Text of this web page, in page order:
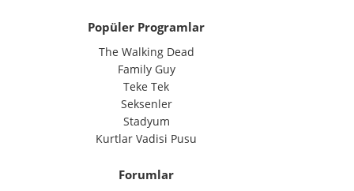
Popüler Programlar
The Walking Dead
Family Guy
Teke Tek
Seksenler
Stadyum
Kurtlar Vadisi Pusu
Forumlar